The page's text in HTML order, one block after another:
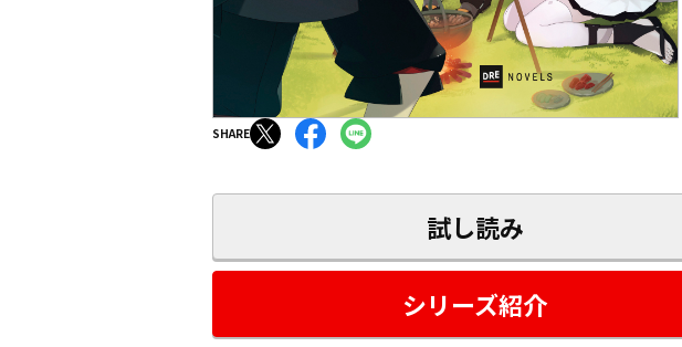
SHARE
試し読み
シリーズ紹介